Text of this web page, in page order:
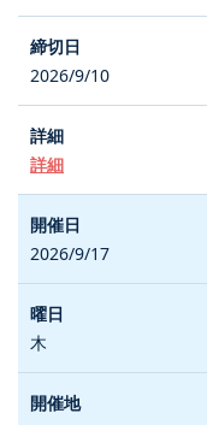
2026/9/10
詳細
2026/9/17
木